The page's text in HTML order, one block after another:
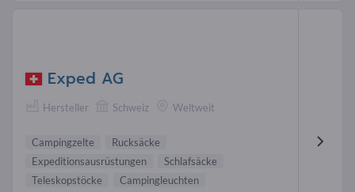
Exped AG
Hersteller Schweiz Weltweit
Campingzelte
Rucksäcke
Expeditionsausrüstungen
Schlafsäcke
Teleskopstöcke
Campingleuchten